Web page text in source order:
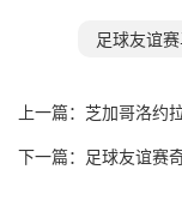
足球友谊
上一篇： 芝加哥洛约
下一篇： 足球友谊赛